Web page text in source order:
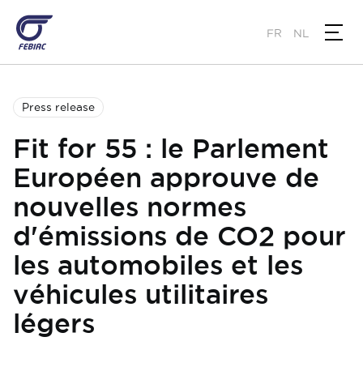
main
content
FR NL
Press release
Fit for 55 : le Parlement
Européen approuve de
nouvelles normes
d'émissions de CO2 pour
les automobiles et les
véhicules utilitaires
légers